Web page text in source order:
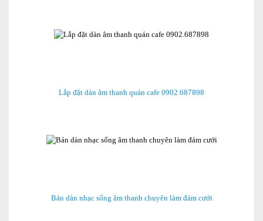
Lắp đặt dàn âm thanh quán cafe 0902.687898
Bán dàn nhạc sống âm thanh chuyên làm đám cưới